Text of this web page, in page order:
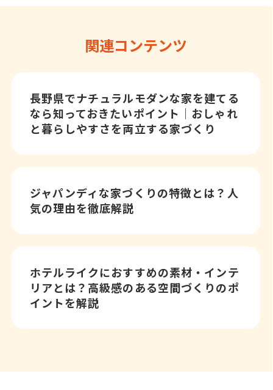
関連コンテンツ
長野県でナチュラルモダンな家を建てる
なら知っておきたいポイント｜おしゃれ
と暮らしやすさを両立する家づくり
ジャパンディな家づくりの特徴とは？人
気の理由を徹底解説
ホテルライクにおすすめの素材・インテ
リアとは？高級感のある空間づくりのポ
イントを解説